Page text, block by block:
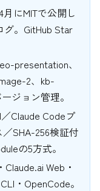
にMITで公開し
グ。GitHub Star
presentation、
2、kb-
ジョン管理。
Claude Codeプ
SHA-256検証付
の5方式。
Web・
・OpenCode。